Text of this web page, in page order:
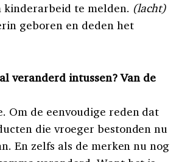
kinderarbeid te melden. (lacht)
geboren en deden het
veranderd intussen? Van de
Om de eenvoudige reden dat
die vroeger bestonden nu
En zelfs als de merken nu nog